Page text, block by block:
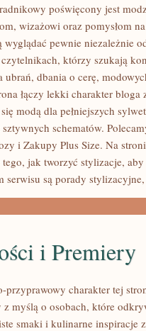
poświęcony jest
wizażowi oraz pomysłom
wyglądać pewnie niezależnie
którzy szukają
ubrań, dbania o cerę,
łączy lekki charakter
modą dla pełniejszych
sztywnych schematów.
i Zakupy Plus Size. Na
tego, jak tworzyć stylizacje,
serwisu są porady
i Premiery
przyprawowy charakter tej
z myślą o osobach, które
smaki i kulinarne inspiracje